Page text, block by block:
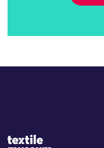
Site Logo